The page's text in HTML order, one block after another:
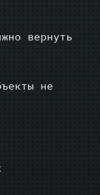
вернуть
не